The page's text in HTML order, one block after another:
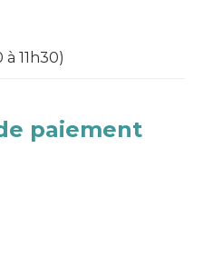
11h30)
paiement